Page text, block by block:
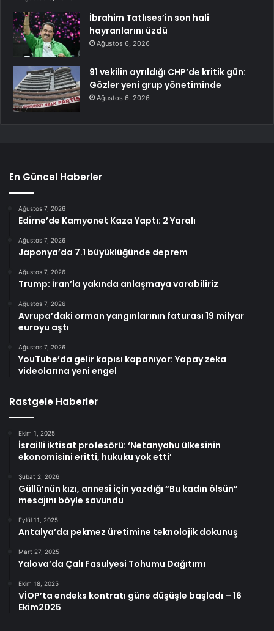
İbrahim Tatlıses’in son hali
hayranlarını üzdü
Ağustos 6, 2026
91 vekilin ayrıldığı CHP’de kritik gün:
Gözler yeni grup yönetiminde
Ağustos 6, 2026
En Güncel Haberler
Ağustos 7, 2026
Edirne’de Kamyonet Kaza Yaptı: 2 Yaralı
Ağustos 7, 2026
Japonya’da 7.1 büyüklüğünde deprem
Ağustos 7, 2026
Trump: İran’la yakında anlaşmaya varabiliriz
Ağustos 7, 2026
Avrupa’daki orman yangınlarının faturası 19 milyar
euroyu aştı
Ağustos 7, 2026
YouTube’da gelir kapısı kapanıyor: Yapay zeka
videolarına yeni engel
Rastgele Haberler
Ekim 1, 2025
İsrailli iktisat profesörü: ‘Netanyahu ülkesinin
ekonomisini eritti, hukuku yok etti’
Şubat 2, 2026
Güllü’nün kızı, annesi için yazdığı “Bu kadın ölsün”
mesajını böyle savundu
Eylül 11, 2025
Antalya’da pekmez üretimine teknolojik dokunuş
Mart 27, 2025
Yalova’da Çalı Fasulyesi Tohumu Dağıtımı
Ekim 18, 2025
VİOP’ta endeks kontratı güne düşüşle başladı – 16
Ekim2025